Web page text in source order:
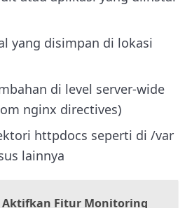
yang disimpan di lokasi
di level server-wide
nginx directives)
httpdocs seperti di /var
lainnya
Aktifkan Fitur Monitoring